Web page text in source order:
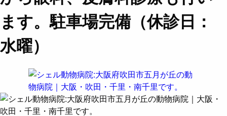
ます。駐車場完備（休診日：
水曜）